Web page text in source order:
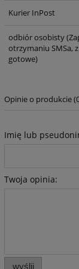
Sznurek
Kurier InPost
odbiór osobisty
otrzymaniu SMSa,
gotowe)
Opinie o produkcie
Imię lub
Twoja opinia:
wyślij